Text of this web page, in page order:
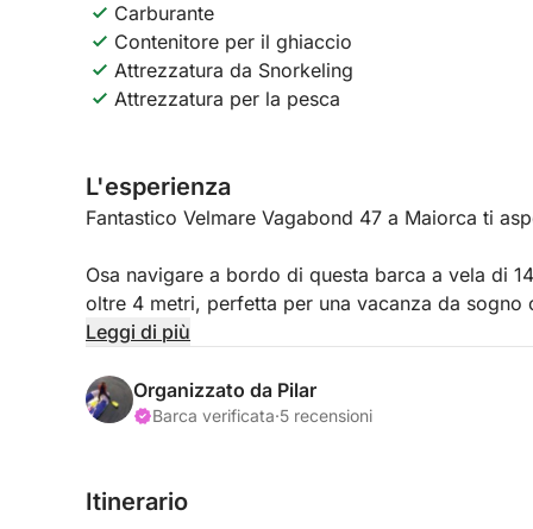
Carburante
Contenitore per il ghiaccio
Attrezzatura da Snorkeling
Attrezzatura per la pesca
L'esperienza
Fantastico Velmare Vagabond 47 a Maiorca ti
Osa navigare a bordo di questa barca a vela di
oltre 4 metri, perfetta per una vacanza da
tutto ciò che ha da offrire: massimo comfort e
Naviga nelle acque cristalline di Maiorca e
vela dispone di comode cabine, un salone
Leggi di più
Organizzato da Pilar
Barca verificata·5 recensioni
Itinerario